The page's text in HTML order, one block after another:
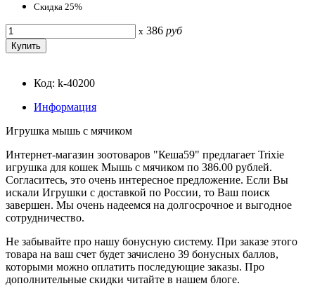
Скидка 25%
x 386 руб
Код: k-40200
Информация
Игрушка мышь с мячиком
Интернет-магазин зоотоваров "Кеша59" предлагает Trixie
игрушка для кошек Мышь с мячиком по 386.00 рублей.
Согласитесь, это очень интересное предложение. Если Вы
искали Игрушки с доставкой по России, то Ваш поиск
завершен. Мы очень надеемся на долгосрочное и выгодное
сотрудничество.
Не забывайте про нашу бонусную систему. При заказе этого
товара на ваш счет будет зачислено 39 бонусных баллов,
которыми можно оплатить последующие заказы. Про
дополнительные скидки читайте в нашем блоге.